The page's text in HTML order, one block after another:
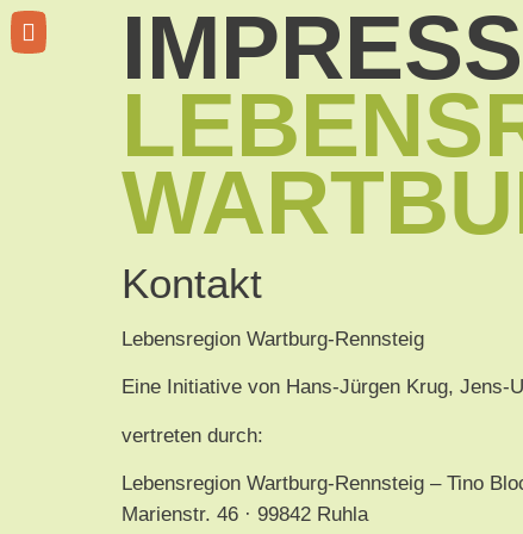
Kontakt
Lebensregion Wartburg-Rennsteig
Eine Initiative von Hans-Jürgen Krug, Jens-
vertreten durch:
Lebensregion Wartburg-Rennsteig – Tino
Marienstr. 46 · 99842 Ruhla